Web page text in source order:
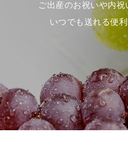
ご出産のお祝いや内
いつでも送れる便